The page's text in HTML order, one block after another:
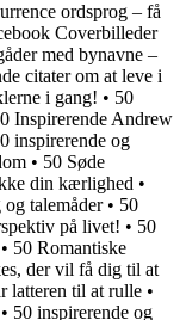
ordsprog – få
Coverbilleder
med bynavne –
citater om at leve i
i gang! • 50
Inspirerende Andrew
inspirerende og
• 50 Søde
din kærlighed •
talemåder• 50
på livet! • 50
50 Romantiske
der vil få dig til at
latteren til at rulle •
• 50 inspirerende og